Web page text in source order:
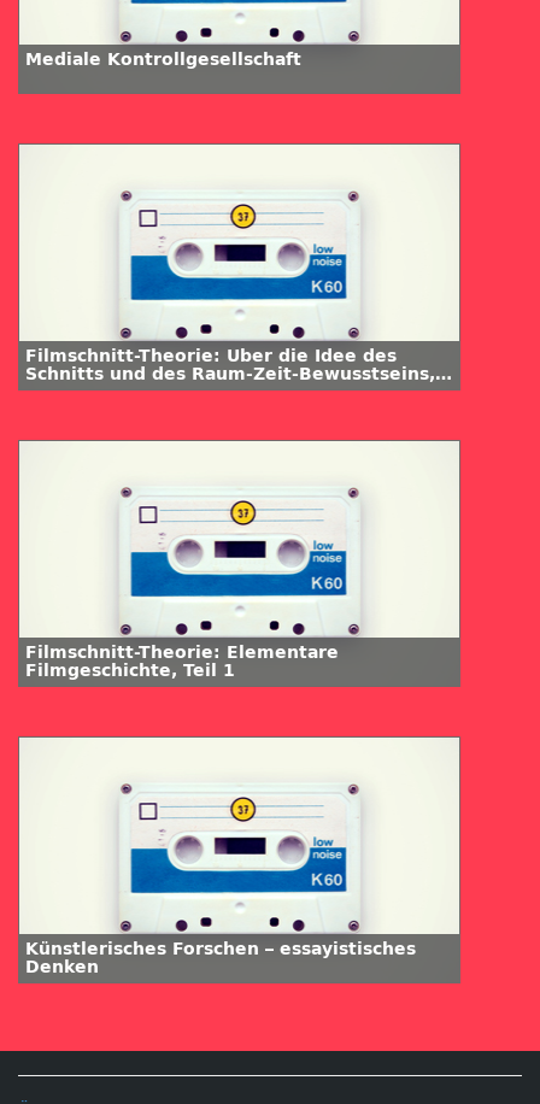
Mediale Kontrollgesellschaft
Filmschnitt-Theorie: Über die Idee des
Schnitts und des Raum-Zeit-Bewusstseins,
Teil 2
Filmschnitt-Theorie: Elementare
Filmgeschichte, Teil 1
Künstlerisches Forschen – essayistisches
Denken